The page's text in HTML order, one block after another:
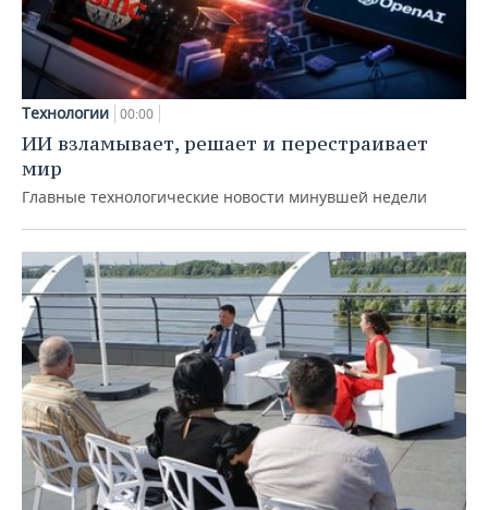
Технологии 00:00
ИИ взламывает, решает и перестраивает
мир
Главные технологические новости минувшей недели